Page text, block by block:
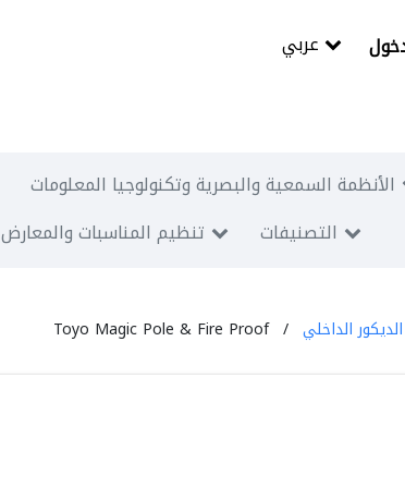
الأنظمة السمعية والبصرية وتكنولوجيا المعلومات
تنظيم المناسبات والمعارض التصنيفات
الديكور الداخلي Toyo Magic Pole & Fire Proof